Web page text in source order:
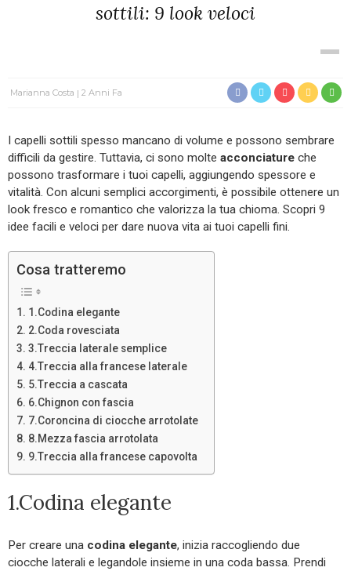
sottili: 9 look veloci
Marianna Costa 2 Anni Fa
I capelli sottili spesso mancano di volume e possono sembrare
difficili da gestire. Tuttavia, ci sono molte acconciature che
possono trasformare i tuoi capelli, aggiungendo spessore e
vitalità. Con alcuni semplici accorgimenti, è possibile ottenere un
look fresco e romantico che valorizza la tua chioma. Scopri 9
idee facili e veloci per dare nuova vita ai tuoi capelli fini.
Cosa tratteremo
1.Codina elegante
2.Coda rovesciata
3.Treccia laterale semplice
4.Treccia alla francese laterale
5.Treccia a cascata
6.Chignon con fascia
7.Coroncina di ciocche arrotolate
8.Mezza fascia arrotolata
9.Treccia alla francese capovolta
1.Codina elegante
Per creare una codina elegante, inizia raccogliendo due
ciocche laterali e legandole insieme in una coda bassa. Prendi